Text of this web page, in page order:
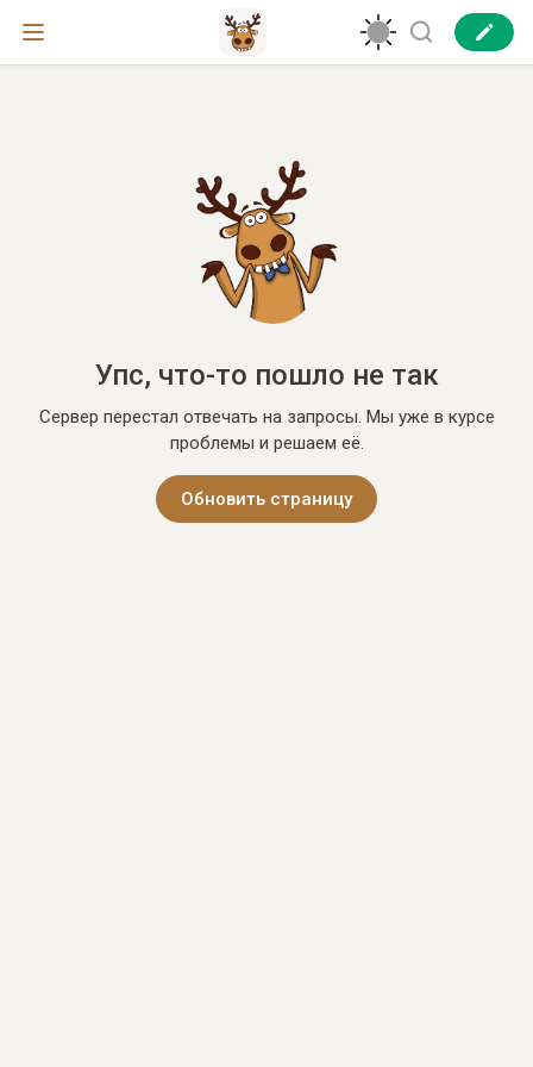
Упс, что-то пошло не так
Сервер перестал отвечать на запросы. Мы уже в курсе
проблемы и решаем её.
Обновить страницу